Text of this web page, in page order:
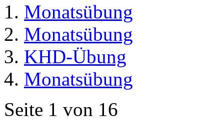
Monatsübung
Monatsübung
KHD-Übung
Monatsübung
Seite 1 von 16